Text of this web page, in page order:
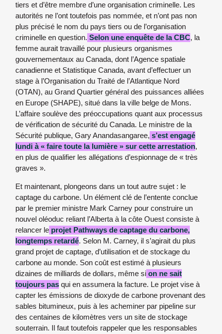
tiers et d’être membre d’une organisation criminelle. Les
autorités ne l’ont toutefois pas nommée, et n’ont pas non
plus précisé le nom du pays tiers ou de l’organisation
criminelle en question. Selon une enquête de la CBC, la
femme aurait travaillé pour plusieurs organismes
gouvernementaux au Canada, dont l’Agence spatiale
canadienne et Statistique Canada, avant d’effectuer un
stage à l’Organisation du Traité de l’Atlantique Nord
(OTAN), au Grand Quartier général des puissances alliées
en Europe (SHAPE), situé dans la ville belge de Mons.
L’affaire soulève des préoccupations quant aux processus
de vérification de sécurité du Canada. Le ministre de la
Sécurité publique, Gary Anandasangaree, s’est engagé
lundi à « faire toute la lumière » sur cette arrestation,
en plus de qualifier les allégations d’espionnage de « très
graves ».
Et maintenant, plongeons dans un tout autre sujet : le
captage du carbone. Un élément clé de l’entente conclue
par le premier ministre Mark Carney pour construire un
nouvel oléoduc reliant l’Alberta à la côte Ouest consiste à
relancer le projet Pathways de captage du carbone,
longtemps retardé. Selon M. Carney, il s’agirait du plus
grand projet de captage, d’utilisation et de stockage du
carbone au monde. Son coût est estimé à plusieurs
dizaines de milliards de dollars, même si on ne sait
toujours pas qui en assumera la facture. Le projet vise à
capter les émissions de dioxyde de carbone provenant des
sables bitumineux, puis à les acheminer par pipeline sur
des centaines de kilomètres vers un site de stockage
souterrain. Il faut toutefois rappeler que les responsables